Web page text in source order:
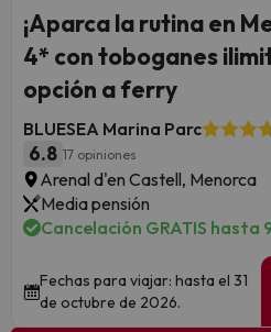
¡Aparca la rutina en
4* con toboganes
opción a ferry
BLUESEA Marina Parc
6.8 17 opiniones
Arenal d'en Castell, Menorca
Media pensión
Cancelación GRATIS hasta
Fechas para viajar: hasta el 31
de octubre de 2026.